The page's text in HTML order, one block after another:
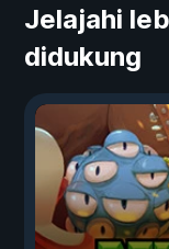
Jelajahi
didukung